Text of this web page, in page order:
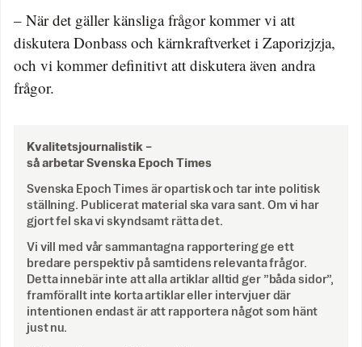
– När det gäller känsliga frågor kommer vi att
diskutera Donbass och kärnkraftverket i Zaporizjzja,
och vi kommer definitivt att diskutera även andra
frågor.
Kvalitetsjournalistik –
så arbetar Svenska Epoch Times
Svenska Epoch Times är opartisk och tar inte politisk
ställning. Publicerat material ska vara sant. Om vi har
gjort fel ska vi skyndsamt rätta det.
Vi vill med vår sammantagna rapportering ge ett
bredare perspektiv på samtidens relevanta frågor.
Detta innebär inte att alla artiklar alltid ger ”båda sidor”,
framförallt inte korta artiklar eller intervjuer där
intentionen endast är att rapportera något som hänt
just nu.